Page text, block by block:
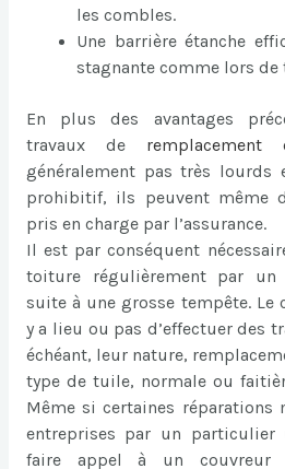
les combles.
Une barrière étanche
stagnante comme lors de
En plus des avantages
travaux de
généralement pas très lourds
prohibitif, ils peuvent même
pris en charge par l’assurance.
Il est par conséquent
toiture régulièrement par un
suite à une grosse tempête. Le
y a lieu ou pas d’effectuer des
échéant, leur nature,
type de tuile, normale ou
Même si certaines réparations
entreprises par un particulier
faire appel à un couvreur